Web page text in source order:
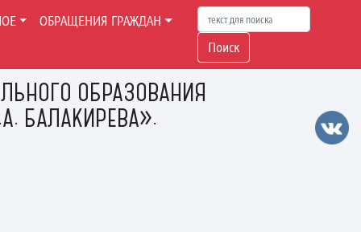
ОБРАЗОВАНИЯ
БАЛАКИРЕВА».
ОБРАЩЕНИЯ ГРАЖДАН
Поиск